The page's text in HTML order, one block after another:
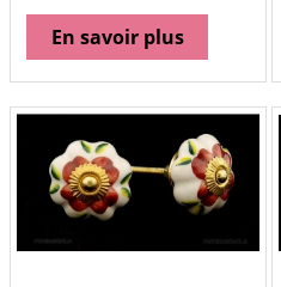
En savoir plus